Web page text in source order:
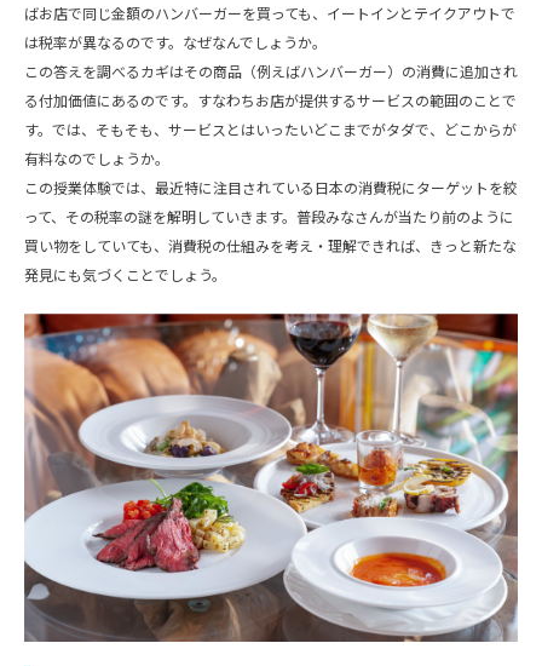
ばお店で同じ金額のハンバーガーを買っても、イートインとテイクアウトで
は税率が異なるのです。なぜなんでしょうか。
この答えを調べるカギはその商品（例えばハンバーガー）の消費に追加され
る付加価値にあるのです。すなわちお店が提供するサービスの範囲のことで
す。では、そもそも、サービスとはいったいどこまでがタダで、どこからが
有料なのでしょうか。
この授業体験では、最近特に注目されている日本の消費税にターゲットを絞
って、その税率の謎を解明していきます。普段みなさんが当たり前のように
買い物をしていても、消費税の仕組みを考え・理解できれば、きっと新たな
発見にも気づくことでしょう。